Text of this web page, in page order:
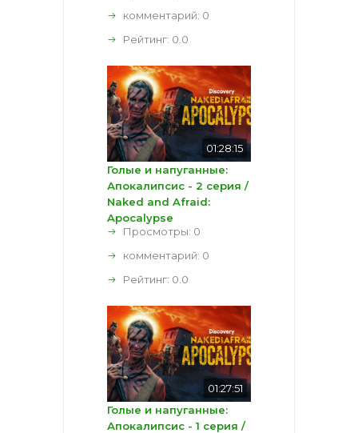
комментарий: 0
Рейтинг: 0.0
01:28:15
Голые и напуганные:
Апокалипсис - 2 серия /
Naked and Afraid:
Apocalypse
Просмотры: 0
комментарий: 0
Рейтинг: 0.0
01:27:51
Голые и напуганные:
Апокалипсис - 1 серия /